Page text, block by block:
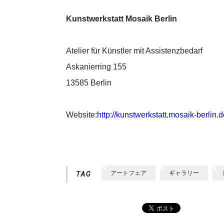
Kunstwerkstatt Mosaik Berlin
Atelier für Künstler mit Assistenzbedarf
Askanierring 155
13585 Berlin
Website:http://kunstwerkstatt.mosaik-
アートフェア ギャラリー